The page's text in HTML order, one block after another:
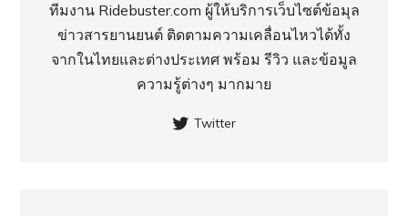
ทีมงาน Ridebuster.com ผู้ให้บริการเว็บไซต์ข้อมุล
ข่าวสารยานยนต์ ติดตามความเคลื่อนไหวได้ทั้ง
จากในไทยและต่างประเทศ พร้อม รีวิว และข้อมูล
ความรู้ต่างๆ มากมาย
Twitter